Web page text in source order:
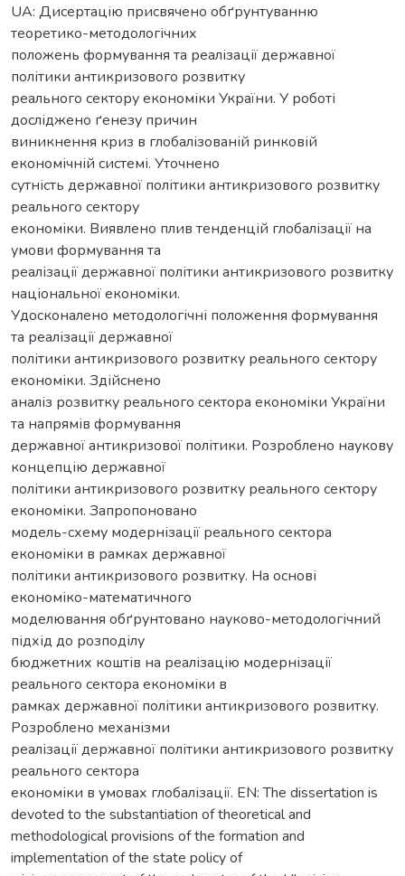
UA: Дисертацію присвячено обґрунтуванню
теоретико-методологічних
положень формування та реалізації державної
політики антикризового розвитку
реального сектору економіки України. У роботі
досліджено ґенезу причин
виникнення криз в глобалізованій ринковій
економічній системі. Уточнено
сутність державної політики антикризового розвитку
реального сектору
економіки. Виявлено плив тенденцій глобалізації на
умови формування та
реалізації державної політики антикризового розвитку
національної економіки.
Удосконалено методологічні положення формування
та реалізації державної
політики антикризового розвитку реального сектору
економіки. Здійснено
аналіз розвитку реального сектора економіки України
та напрямів формування
державної антикризової політики. Розроблено наукову
концепцію державної
політики антикризового розвитку реального сектору
економіки. Запропоновано
модель-схему модернізації реального сектора
економіки в рамках державної
політики антикризового розвитку. На основі
економіко-математичного
моделювання обґрунтовано науково-методологічний
підхід до розподілу
бюджетних коштів на реалізацію модернізації
реального сектора економіки в
рамках державної політики антикризового розвитку.
Розроблено механізми
реалізації державної політики антикризового розвитку
реального сектора
економіки в умовах глобалізації. EN: The dissertation is
devoted to the substantiation of theoretical and
methodological provisions of the formation and
implementation of the state policy of